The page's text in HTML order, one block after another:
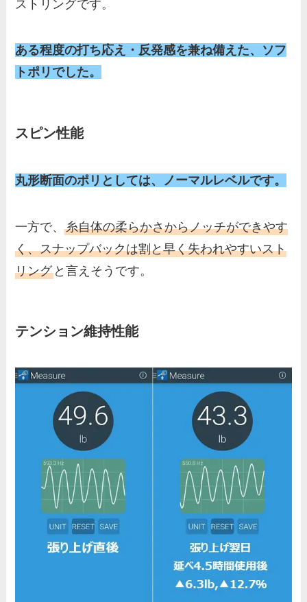
ストリングです。
ある程度の打ち応え・反発感を兼ね備えた、ソフ
トポリでした。
スピン性能
丸形断面のポリとしては、ノーマルレベルです。
一方で、糸自体の柔らかさからノッチができやす
く、スナップバックは割と早く失われやすいスト
リング と言えそうです。
テンション維持性能